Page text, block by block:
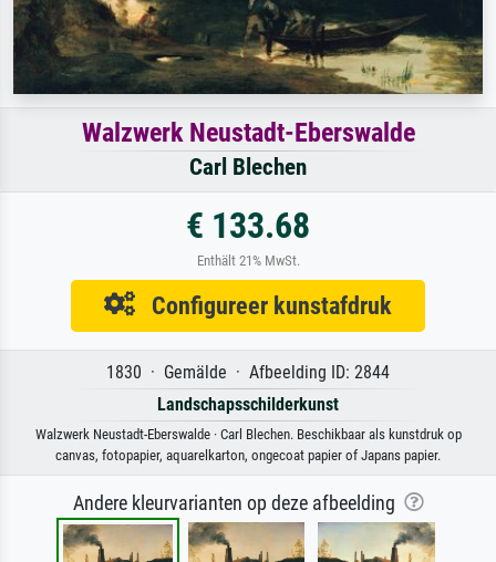
Walzwerk Neustadt-Eberswalde
Carl Blechen
€ 133.68
Enthält 21% MwSt.
Configureer kunstafdruk
1830 · Gemälde · Afbeelding ID: 2844
Landschapsschilderkunst
Walzwerk Neustadt-Eberswalde · Carl Blechen. Beschikbaar als kunstdruk op
canvas, fotopapier, aquarelkarton, ongecoat papier of Japans papier.
Andere kleurvarianten op deze afbeelding